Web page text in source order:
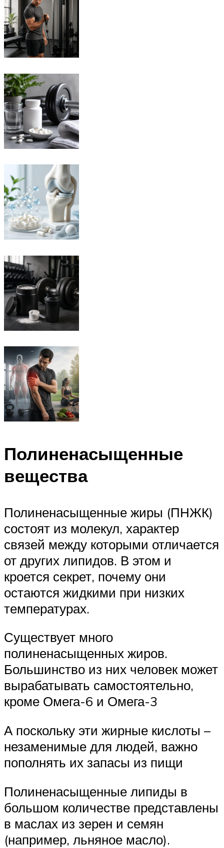
Полиненасыщенные
вещества
Полиненасыщенные жиры (ПНЖК)
состоят из молекул, характер
связей между которыми отличается
от других липидов. В этом и
кроется секрет, почему они
остаются жидкими при низких
температурах.
Существует много
полиненасыщенных жиров.
Большинство из них человек может
вырабатывать самостоятельно,
кроме Омега-6 и Омега-3
А поскольку эти жирные кислоты –
незаменимые для людей, важно
пополнять их запасы из пищи
Полиненасыщенные липиды в
большом количестве представлены
в маслах из зерен и семян
(например, льняное масло).